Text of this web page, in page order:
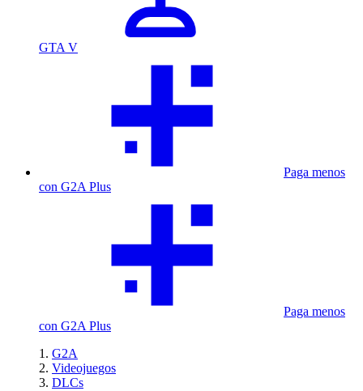
GTA V
Paga menos
con G2A Plus
Paga menos
con G2A Plus
G2A
Videojuegos
DLCs